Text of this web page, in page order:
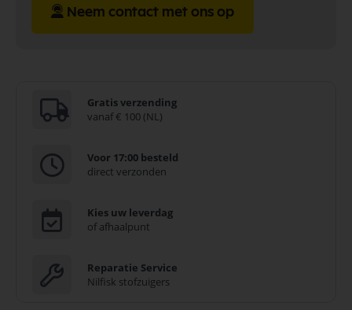
Neem contact met ons op
Gratis verzending
vanaf € 100 (NL)
Voor 17:00 besteld
direct verzonden
Kies uw leverdag
of afhaalpunt
Reparatie Service
Nilfisk stofzuigers